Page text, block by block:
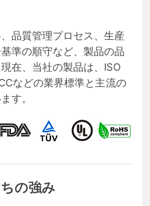
品質管理プロセス、生産
準の順守など、製品の品
在、当社の製品は、ISO
などの業界標準と主流の
す。
の強み